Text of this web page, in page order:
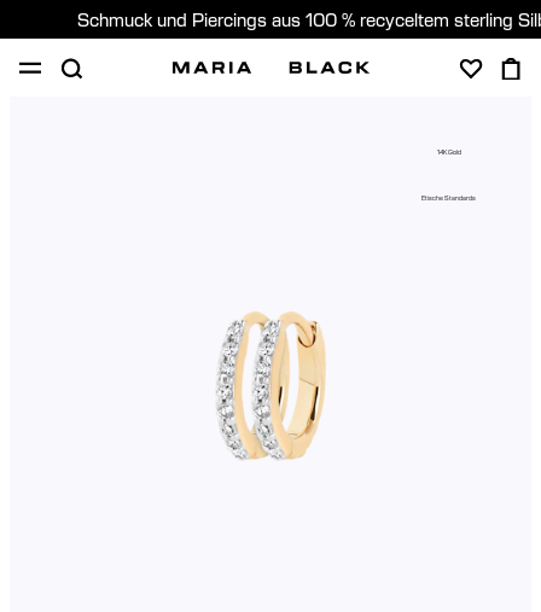
Schmuck und Piercings aus 100 % recyceltem sterling
14K Gold
Etische Standards